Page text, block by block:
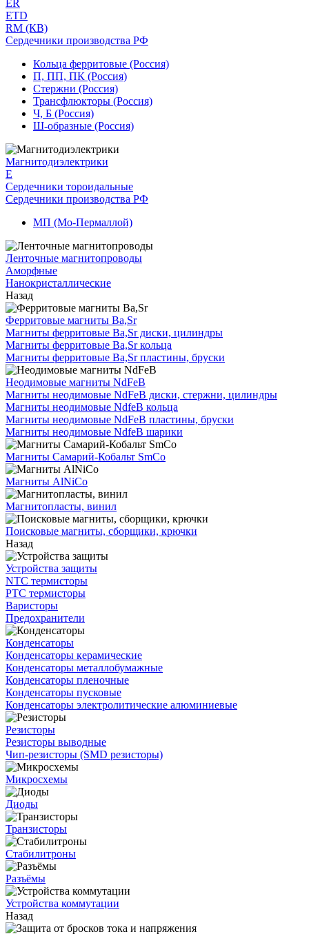
ER
ETD
RM (КВ)
Сердечники производства РФ
Кольца ферритовые (Россия)
П, ПП, ПК (Россия)
Стержни (Россия)
Трансфлюкторы (Россия)
Ч, Б (Россия)
Ш-образные (Россия)
Магнитодиэлектрики
E
Сердечники тороидальные
Сердечники производства РФ
МП (Мо-Пермаллой)
Ленточные магнитопроводы
Аморфные
Нанокристаллические
Назад
Ферритовые магниты Ba,Sr
Магниты ферритовые Ba,Sr диски, цилиндры
Магниты ферритовые Ba,Sr кольца
Магниты ферритовые Ba,Sr пластины, бруски
Неодимовые магниты NdFeB
Магниты неодимовые NdFeB диски, стержни, цилиндры
Магниты неодимовые NdfeB кольца
Магниты неодимовые NdFeB пластины, бруски
Магниты неодимовые NdfeB шарики
Магниты Самарий-Кобальт SmCo
Магниты AlNiCo
Магнитопласты, винил
Поисковые магниты, сборщики, крючки
Назад
Устройства защиты
NTC термисторы
PTC термисторы
Варисторы
Предохранители
Конденсаторы
Конденсаторы керамические
Конденсаторы металлобумажные
Конденсаторы пленочные
Конденсаторы пусковые
Конденсаторы электролитические алюминиевые
Резисторы
Резисторы выводные
Чип-резисторы (SMD резисторы)
Микросхемы
Диоды
Транзисторы
Стабилитроны
Разъёмы
Устройства коммутации
Назад